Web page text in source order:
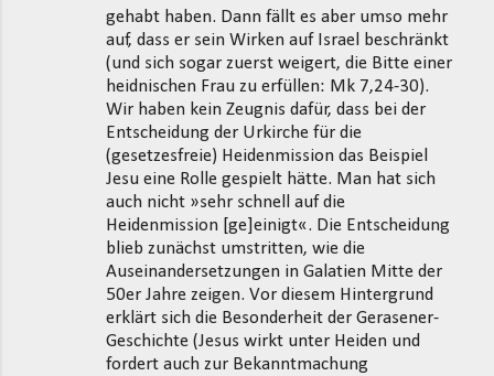
gehabt haben. Dann fällt es aber umso mehr
auf, dass er sein Wirken auf Israel beschränkt
(und sich sogar zuerst weigert, die Bitte einer
heidnischen Frau zu erfüllen: Mk 7,24-30).
Wir haben kein Zeugnis dafür, dass bei der
Entscheidung der Urkirche für die
(gesetzesfreie) Heidenmission das Beispiel
Jesu eine Rolle gespielt hätte. Man hat sich
auch nicht »sehr schnell auf die
Heidenmission [ge]einigt«. Die Entscheidung
blieb zunächst umstritten, wie die
Auseinandersetzungen in Galatien Mitte der
50er Jahre zeigen. Vor diesem Hintergrund
erklärt sich die Besonderheit der Gerasener-
Geschichte (Jesus wirkt unter Heiden und
fordert auch zur Bekanntmachung